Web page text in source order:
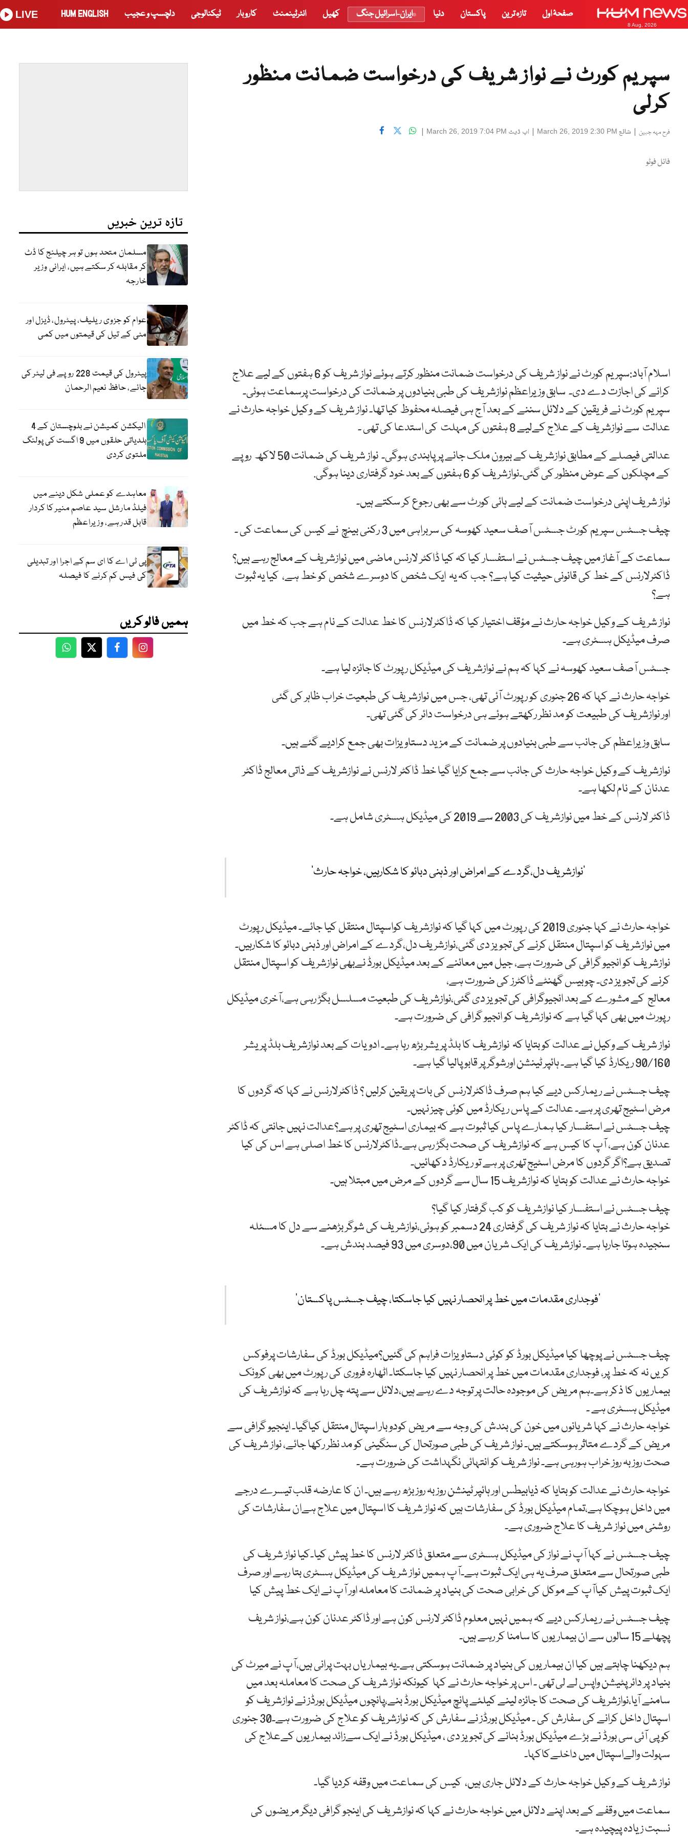
8 Aug, 2026
صفحۂ اول تازہ ترین پاکستان دنیا ایران-اسرائیل جنگ کھیل انٹرٹینمنٹ کاروبار ٹیکنالوجی دلچسپ و عجیب HUM ENGLISH
LIVE
سپریم کورٹ نے نواز شریف کی درخواست ضمانت منظور
کرلی
فرح مہہ جبین | شائع March 26, 2019 2:30 PM
| اپ ڈیٹ March 26, 2019 7:04 PM
|
فائل فوٹو
اسلام آباد:سپریم کورٹ نے نواز شریف کی درخواست ضمانت منظور کرتے ہوئے نواز شریف کو 6 ہفتوں کے لیے علاج
کرانے کی اجازت دے دی۔ سابق وزیراعظم نوازشریف کی طبی بنیادوں پر ضمانت کی درخواست پرسماعت ہوئی۔
سپریم کورٹ نے فریقین کے دلائل سننے کے بعد آج ہی فیصلہ محفوظ کیا تھا۔ نواز شریف کے وکیل خواجہ حارث نے
عدالت سے نوازشریف کے علاج کےلیے 8 ہفتوں کی مہلت کی استدعا کی تھی ۔
عدالتی فیصلے کے مطابق نوازشریف کے بیرون ملک جانے پر پابندی ہوگی۔ نواز شریف کی ضمانت 50 لاکھ روپے
کے مچلکوں کے عوض منظور کی گئی۔نوازشریف کو 6 ہفتوں کے بعد خود گرفتاری دینا ہوگی.
نواز شریف اپنی درخواست ضمانت کے لیے ہائی کورٹ سے بھی رجوع کر سکتے ہیں۔
چیف جسٹس سپریم کورٹ جسٹس آصف سعید کھوسہ کی سربراہی میں 3 رکنی بینچ نے کیس کی سماعت کی ۔
سماعت کے آغاز میں چیف جسٹس نے استفسار کیا کہ کیا ڈاکٹر لارنس ماضی میں نوازشریف کے معالج رہے ہیں؟
ڈاکٹرلارنس کے خط کی قانونی حیثیت کیا ہے؟ جب کہ یہ ایک شخص کا دوسرے شخص کو خط ہے، کیا یہ ثبوت
ہے؟
نواز شریف کے وکیل خواجہ حارث نے مؤقف اختیار کیا کہ ڈاکٹرلارنس کا خط عدالت کے نام ہے جب کہ خط میں
صرف میڈیکل ہسٹری ہے۔
جسٹس آصف سعید کھوسہ نے کہا کہ ہم نے نوازشریف کی میڈیکل رپورٹ کا جائزہ لیا ہے۔
خواجہ حارث نے کہا کہ 26 جنوری کو رپورٹ آئی تھی، جس میں نوازشریف کی طبعیت خراب ظاہر کی گئی
اور نوازشریف کی طبیعت کو مد نظر رکھتے ہوئے ہی درخواست دائر کی گئی تھی۔
سابق وزیراعظم کی جانب سے طبی بنیادوں پر ضمانت کے مزید دستاویزات بھی جمع کرادیے گئے ہیں۔
نوازشریف کے وکیل خواجہ حارث کی جانب سے جمع کرایا گیا خط ڈاکٹر لارنس نے نوازشریف کے ذاتی معالج ڈاکٹر
عدنان کے نام لکھا ہے۔
ڈاکٹر لارنس کے خط میں نوازشریف کی 2003 سے 2019 کی میڈیکل ہسٹری شامل ہے۔
’نوازشریف دل،گردے کے امراض اور ذہنی دبائو کا شکارہیں، خواجہ حارث‘
خواجہ حارث نے کہا جنوری 2019 کی رپورٹ میں کہا گیا کہ نوازشریف کواسپتال منتقل کیا جائے۔ میڈیکل رپورٹ
میں نوازشریف کو اسپتال منتقل کرنے کی تجویز دی گئی،نوازشریف دل،گردے کے امراض اور ذہنی دبائو کا شکارہیں۔
نوازشریف کو انجیو گرافی کی ضرورت ہے، جیل میں معائنے کے بعد میڈیکل بورڈ نےبھی نوازشریف کو اسپتال منتقل
کرنے کی تجویز دی۔ چوبیس گھنٹے ڈاکٹرز کی ضرورت ہے،
معالج کے مشورے کے بعد انجیوگرافی کی تجویز دی گئی،نوازشریف کی طبعیت مسلسل بگڑ رہی ہے،آخری میڈیکل
رپورٹ میں بھی کہا گیا ہے کہ نوازشریف کو انجیو گرافی کی ضرورت ہے۔
نواز شریف کے وکیل نے عدالت کو بتایا کہ نوازشریف کا بلڈ پریشر بڑھ رہا ہے۔ ادویات کے بعد نوازشریف بلڈ پریشر
90/160 ریکارڈ کیا گیا ہے۔ ہائپر ٹینشن اورشوگر پر قابو پالیا گیا ہے۔
چیف جسٹس نے ریمارکس دیے کیا ہم صرف ڈاکٹرلارنس کی بات پر یقین کرلیں ؟ ڈاکٹرلارنس نے کہا کہ گردوں کا
مرض اسٹیج تھری پر ہے۔ عدالت کے پاس ریکارڈ میں کوئی چیز نہیں۔
چیف جسٹس نے استفسار کیا ہمارے پاس کیا ثبوت ہے کہ بیماری اسٹیج تھری پر ہے؟عدالت نہیں جانتی کہ ڈاکٹر
عدنان کون ہے، آپ کا کیس ہے کہ نوازشریف کی صحت بگڑ رہی ہے۔ڈاکٹرلارنس کا خط اصلی ہے اس کی کیا
تصدیق ہے؟اگر گردوں کا مرض اسٹیج تھری پر ہے تو ریکارڈ دکھائیں۔
خواجہ حارث نے عدالت کو بتایا کہ نوازشریف 15 سال سے گردوں کے مرض میں مبتلا ہیں۔
چیف جسٹس نے استفسار کیا نوازشریف کو کب گرفتار کیا گیا؟
خواجہ حارث نے بتایا کہ نواز شریف کی گرفتاری 24 دسمبر کو ہوئی،نوازشریف کی شوگر بڑھنے سے دل کا مسئلہ
سنجیدہ ہوتا جارہا ہے۔ نوازشریف کی ایک شریان میں 90،دوسری میں 93 فیصد بندش ہے۔
’فوجداری مقدمات میں خط پر انحصار نہیں کیا جاسکتا، چیف جسٹس پاکستان‘
چیف جسٹس نے پوچھا کیا میڈیکل بورڈ کو کوئی دستاویزات فراہم کی گئیں؟میڈیکل بورڈ کی سفارشات پرفوکس
کریں نہ کہ خط پر، فوجداری مقدمات میں خط پر انحصار نہیں کیا جاسکتا۔ اٹھارہ فروری کی رپورٹ میں بھی کرونک
بیماریوں کا ذکر ہے۔ہم مریض کی موجودہ حالت پر توجہ دے رہے ہیں،دلائل سے پتہ چل رہا ہے کہ نوازشریف کی
میڈیکل ہسٹری ہے ۔
خواجہ حارث نے کہا شریانوں میں خون کی بندش کی وجہ سے مریض کودو بار اسپتال منتقل کیاگیا۔ اینجیو گرافی سے
مریض کے گردے متاثر ہوسکتے ہیں۔ نواز شریف کی طبی صورتحال کی سنگینی کو مد نظر رکھا جائے، نواز شریف کی
صحت روز بہ روز خراب ہورہی ہے۔ نواز شریف کو انتہائی نگہداشت کی ضرورت ہے۔
خواجہ حارث نے عدالت کو بتایا کہ ذیابیطس اور ہائپر ٹینشن روز بہ روز بڑھ رہے ہیں۔ ان کا عارضہ قلب تیسرے درجے
میں داخل ہوچکا ہے،تمام میڈیکل بورڈ کی سفارشات ہیں کہ نواز شریف کا اسپتال میں علاج ہےان سفارشات کی
روشنی میں نواز شریف کا علاج ضروری ہے۔
چیف جسٹس نے کہا آپ نے نواز کی میڈیکل ہسٹری سے متعلق ڈاکٹر لارنس کا خط پیش کیا۔کیا نواز شریف کی
طبی صورتحال سے متعلق صرف یہ ہی ایک ثبوت ہے۔آپ ہمیں نواز شریف کی میڈیکل ہسٹری بتا رہے اور صرف
ایک ثبوت پیش کیاآپ کے موکل کی خرابی صحت کی بنیاد پر ضمانت کا معاملہ اور آپ نے ایک خط پیش کیا
چیف جسٹس نے ریمارکس دیے کہ ہمیں نہیں معلوم ڈاکٹر لارنس کون ہے اور ڈاکٹر عدنان کون ہے،نواز شریف
پچھلے 15 سالوں سے ان بیماریوں کا سامنا کر رہے ہیں۔
ہم دیکھنا چاہتے ہیں کیا ان بیماریوں کی بنیاد پر ضمانت ہوسکتی ہے۔یہ بیماریاں بہت پرانی ہیں،آپ نے میرٹ کی
بنیاد پر دائر پٹیشن واپس لے لی تھی ۔ اس پر خواجہ حارث نے کہا کیونکہ نواز شریف کی صحت کا معاملہ بعد میں
سامنے آیا،نوازشریف کی صحت کا جائزہ لینے کیلئے پانچ میڈیکل بورڈ بنے،پانچوں میڈیکل بورڈز نے نوازشریف کو
اسپتال داخل کرانے کی سفارش کی ۔ میڈیکل بورڈز نے سفارش کی کہ نوازشریف کو علاج کی ضرورت ہے۔30 جنوری
کو پی آئی سی بورڈ نے بڑے میڈیکل بورڈ بنانے کی تجویز دی ، میڈیکل بورڈ نے ایک سےزائد بیماریوں کےعلاج کی
سہولت والےاسپتال میں داخلےکاکہا۔
نواز شریف کے وکیل خواجہ حارث کے دلائل جاری ہیں، کیس کی سماعت میں وقفہ کردیا گیا۔
سماعت میں وقفے کے بعد اپنے دلائل میں خواجہ حارث نے کہا کہ نوازشریف کی اینجو گرافی دیگر مریضوں کی
نسبت زیادہ پیچیدہ ہے۔
تازہ ترین خبریں
مسلمان متحد ہوں تو ہر چیلنج کا ڈٹ
کر مقابلہ کر سکتے ہیں، ایرانی وزیر
خارجہ
عوام کو جزوی ریلیف، پیٹرول، ڈیزل اور
مٹی کے تیل کی قیمتوں میں کمی
پیٹرول کی قیمت 228 روپے فی لیٹر کی
جائے، حافظ نعیم الرحمان
الیکشن کمیشن نے بلوچستان کے 4
بلدیاتی حلقوں میں 9 اگست کی پولنگ
ملتوی کردی
معاہدے کو عملی شکل دینے میں
فیلڈ مارشل سید عاصم منیر کا کردار
قابل قدر ہے، وزیراعظم
پی ٹی اے کا ای سم کے اجرا اور تبدیلی
کی فیس کم کرنے کا فیصلہ
ہمیں فالو کریں
WhatsApp
TwitterFacebookFacebook